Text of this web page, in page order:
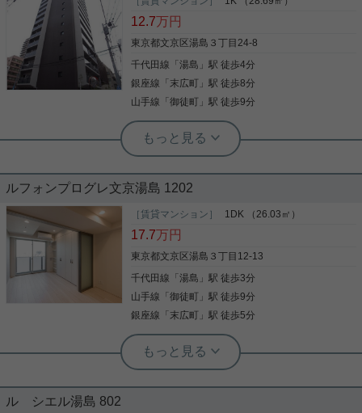
し24時間OKなどが備わっておりとても充実してい
ます。セキュリティ面は、TVインターホン・オート
ロックなど充実しているので、防犯対策もばっちり
に揃っており、過ごしやすいお部屋になっておりま
す。収納はクロゼット・シューズボックスなど豊富
なので、衣類や履き物の整理がしやすく便利です。
お部屋探しも楽しく。文京区や銀座線末広町付近の
ことなら当社へご連絡下さい。経験豊富なスタッフ
がお待ちしております。
写真(9)
12.7万円
東京都文京区湯島３丁目24-8
千代田線 「湯島 」駅 徒歩4分
銀座線 「 末広町 」駅 徒歩8分
山手線 「御徒町 」駅 徒歩9分
実用春日ホーム 小石川店 スタッフ上田
☆駅から徒歩１分の人気の１Ｋ☆イン
ターネット接続無料！
設備・住環境ともにこだわりたい方におすすめ！ 8
階ならではの開放感が魅力の1Kタイプ。 7.6帖のゆ
とりある洋室は家具の配置もしやすく、ウォークイ
キッチンや独立洗面台、浴室乾燥機、温水洗浄便座
など人気設備が充実しており、毎日を快適にお過ご
しいただけます。 さらに、オートロック・モニター
付きインターホン・防犯カメラなどセキュリティ面
も安心。 宅配BOXやインターネット無料など、忙し
い方に嬉しい設備も揃っています。 気になる点や類
似物件などお気軽に【実用春日ホーム 小石川店】
実用春日ホーム 本店 砂子-
オートロック付きの駅近マンション！
ルフォンプログレ文京湯島 1202
［賃貸マンション］ 1DK （26.03㎡）
17.7万円
東京都文京区湯島３丁目12-13
千代田線 「湯島 」駅 徒歩3分
山手線 「御徒町 」駅 徒歩9分
銀座線 「 末広町 」駅 徒歩5分
実用春日ホーム 富坂サテライト デヘスースパトリシオ恒樹
☆ペット飼育相談可能の物件！東向き
ル シエル湯島 802